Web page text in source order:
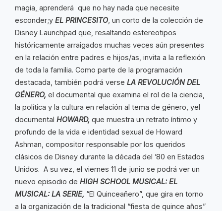
magia, aprenderá que no hay nada que necesite
esconder;y EL PRINCESITO , un corto de la colección de
Disney Launchpad que, resaltando estereotipos
históricamente arraigados muchas veces aún presentes
en la relación entre padres e hijos/as, invita a la reflexión
de toda la familia. Como parte de la programación
destacada, también podrá verse LA REVOLUCIÓN DEL
GÉNERO, el documental que examina el rol de la ciencia,
la política y la cultura en relación al tema de género, yel
documental HOWARD, que muestra un retrato íntimo y
profundo de la vida e identidad sexual de Howard
Ashman, compositor responsable por los queridos
clásicos de Disney durante la década del ’80 en Estados
Unidos. A su vez, el viernes 11 de junio se podrá ver un
nuevo episodio de HIGH SCHOOL MUSICAL: EL
MUSICAL: LA SERIE, “El Quinceañero”, que gira en torno
a la organización de la tradicional “fiesta de quince años”